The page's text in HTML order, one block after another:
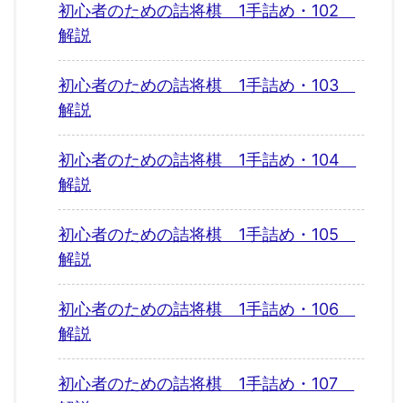
初心者のための詰将棋 1手詰め・102
解説
初心者のための詰将棋 1手詰め・103
解説
初心者のための詰将棋 1手詰め・104
解説
初心者のための詰将棋 1手詰め・105
解説
初心者のための詰将棋 1手詰め・106
解説
初心者のための詰将棋 1手詰め・107